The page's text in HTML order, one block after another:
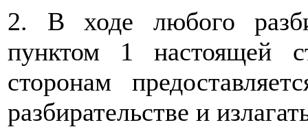
2. В ходе любого
пунктом 1 настоящей
сторонам
разбирательстве и